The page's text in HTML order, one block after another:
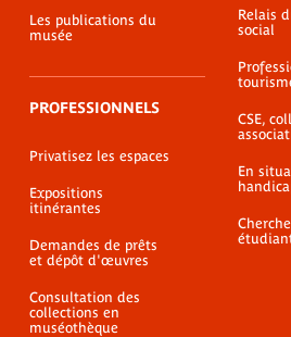
Les publications du
musée
PROFESSIONNELS
Privatisez les espaces
Expositions
itinérantes
Demandes de prêts
et dépôt d'œuvres
Consultation des
collections en
muséothèque
Relais
social
CSE,
En